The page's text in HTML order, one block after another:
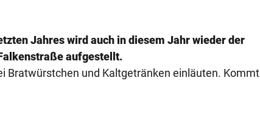
Jahres wird auch in diesem Jahr wieder der
aufgestellt.
Bratwürstchen und Kaltgetränken einläuten. Kommt